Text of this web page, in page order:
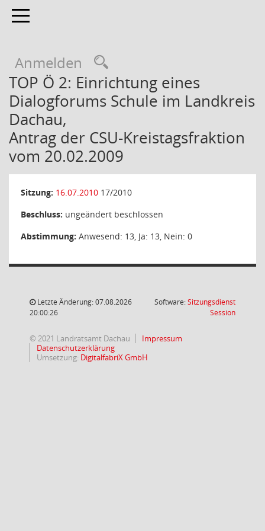
Toggle navigation
Anmelden
TOP Ö 2: Einrichtung eines
Dialogforums Schule im Landkreis
Dachau,
Antrag der CSU-Kreistagsfraktion
vom 20.02.2009
Sitzung: 16.07.2010 17/2010
Beschluss: ungeändert beschlossen
Abstimmung: Anwesend: 13, Ja: 13, Nein: 0
Letzte Änderung: 07.08.2026
20:00:26
Software:Sitzungsdienst
Session(Wird in
© 2021 Landratsamt Dachau
Impressum
Datenschutzerklärung
Umsetzung: DigitalfabriX GmbH